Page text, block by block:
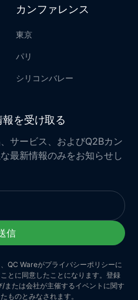
カンファレンス
東京
パリ
シリコンバレー
を受け取る
サービス、およびQ2Bカン
最新情報のみをお知らせし
QC Wareがプライバシーポリシーに
とに同意したことになります。登録
または会社が主催するイベントに関す
ものとみなされます。